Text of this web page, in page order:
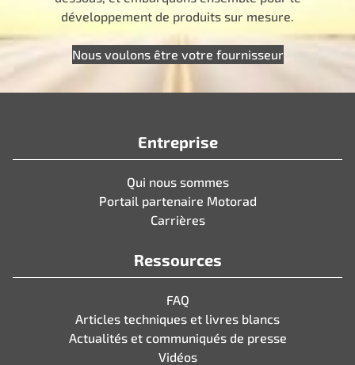
développement de produits sur mesure.
Nous voulons être votre fournisseur
Entreprise
Qui nous sommes
Portail partenaire Motorad
Carrières
Ressources
FAQ
Articles techniques et livres blancs
Actualités et communiqués de presse
Vidéos